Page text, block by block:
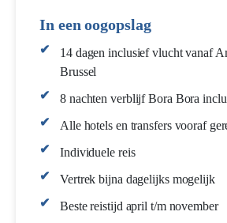
In een oogopslag
14 dagen inclusief vlucht vanaf
Brussel
8 nachten verblijf Bora Bora
Alle hotels en transfers vooraf
Individuele reis
Vertrek bijna dagelijks mogelijk
Beste reistijd april t/m november